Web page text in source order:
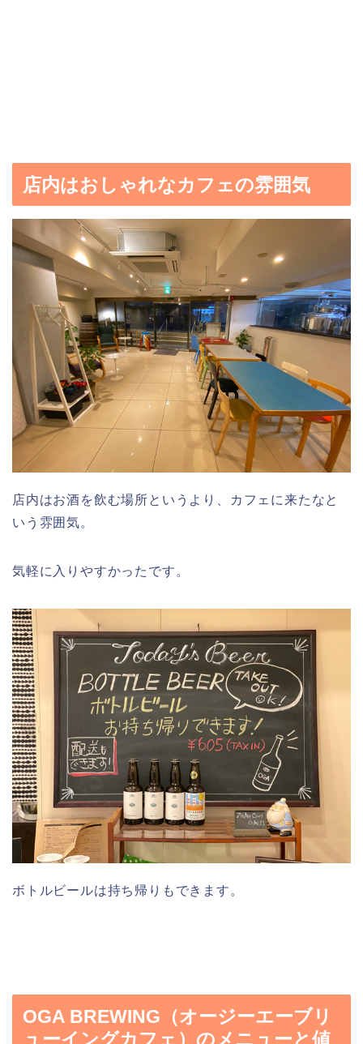
店内はおしゃれなカフェの雰囲気
店内はお酒を飲む場所というより、カフェに来たなと
いう雰囲気。
気軽に入りやすかったです。
ボトルビールは持ち帰りもできます。
OGA BREWING（オージーエーブリ
ューイングカフェ）のメニューと値